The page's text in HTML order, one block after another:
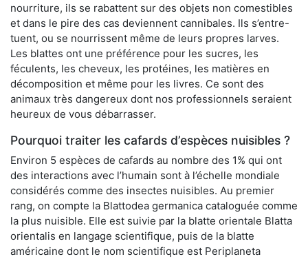
nourriture, ils se rabattent sur des objets non comestibles
et dans le pire des cas deviennent cannibales. Ils s’entre-
tuent, ou se nourrissent même de leurs propres larves.
Les blattes ont une préférence pour les sucres, les
féculents, les cheveux, les protéines, les matières en
décomposition et même pour les livres. Ce sont des
animaux très dangereux dont nos professionnels seraient
heureux de vous débarrasser.
Pourquoi traiter les cafards d’espèces nuisibles ?
Environ 5 espèces de cafards au nombre des 1% qui ont
des interactions avec l’humain sont à l’échelle mondiale
considérés comme des insectes nuisibles. Au premier
rang, on compte la Blattodea germanica cataloguée comme
la plus nuisible. Elle est suivie par la blatte orientale Blatta
orientalis en langage scientifique, puis de la blatte
américaine dont le nom scientifique est Periplaneta